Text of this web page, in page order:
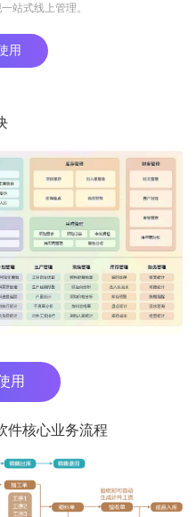
站式线上管理。
用
用
件核心业务流程